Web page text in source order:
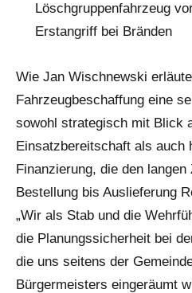
Löschgruppenfahrzeug
Erstangriff bei Bränden
Wie Jan Wischnewski
Fahrzeugbeschaffung eine
sowohl strategisch mit Blick
Einsatzbereitschaft als auch
Finanzierung, die den langen
Bestellung bis Auslieferung
„Wir als Stab und die
die Planungssicherheit bei
die uns seitens der
Bürgermeisters eingeräumt